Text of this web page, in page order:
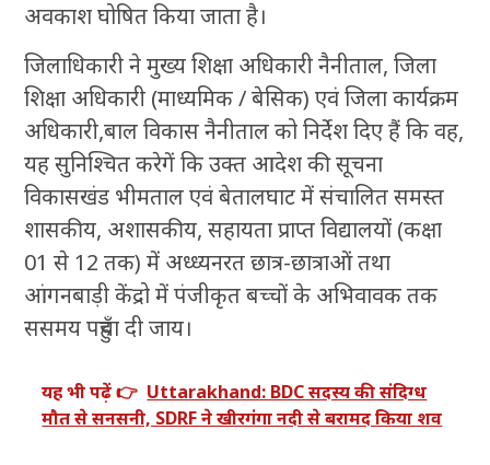
अवकाश घोषित किया जाता है।
जिलाधिकारी ने मुख्य शिक्षा अधिकारी नैनीताल, जिला
शिक्षा अधिकारी (माध्यमिक / बेसिक) एवं जिला कार्यक्रम
अधिकारी,बाल विकास नैनीताल को निर्देश दिए हैं कि वह,
यह सुनिश्चित करेगें कि उक्त आदेश की सूचना
विकासखंड भीमताल एवं बेतालघाट में संचालित समस्त
शासकीय, अशासकीय, सहायता प्राप्त विद्यालयों (कक्षा
01 से 12 तक) में अध्ध्यनरत छात्र-छात्राओं तथा
आंगनबाड़ी केंद्रो में पंजीकृत बच्चों के अभिवावक तक
ससमय पहुँचा दी जाय।
यह भी पढ़ें 👉 Uttarakhand: BDC सदस्य की संदिग्ध
मौत से सनसनी, SDRF ने खीरगंगा नदी से बरामद किया शव